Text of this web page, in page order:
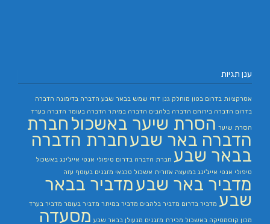
ענן תגיות
אטרקציות בדרום בטון מוחלק גנן דודי שמש בבאר שבע הדברה בדימונה הדברה
בדרום הדברה בירוחם הדברה בלהבים הדברה במיתר הדברה בעומר הדברה בערד
הסרת שיער הסרת שיער באשכול חברת
הדברה באר שבעחברת הדברה
בבאר שבע חברת הדברה בדרום טיפולי אנטי אייג'ינג באשכול
טיפולי אנטי אייג'ינג במועצה אזורית אשכול טכנאי מזגנים בעוטף עזה
מדביר באר שבעמדביר בבאר
שבע מדביר בדרום מדביר בלהבים מדביר במיתר מדביר בעומר מדביר בערד
מכון קוסמטיקה באשכול מכירת מזגנים מנעולן בבאר שבע מסעדה